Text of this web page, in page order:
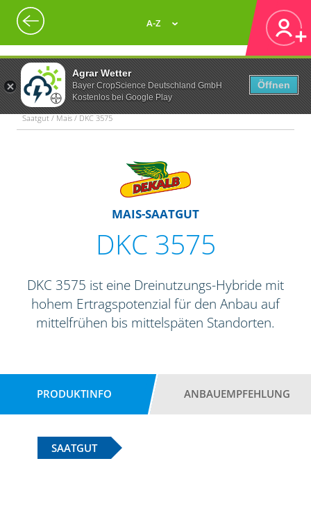
Agrar Wetter
Bayer CropScience Deutschland GmbH
Kostenlos bei Google Play
Öffnen
A-Z
Saatgut / Mais / DKC 3575
MAIS-SAATGUT
DKC 3575
DKC 3575 ist eine Dreinutzungs-Hybride mit
hohem Ertragspotenzial für den Anbau auf
mittelfrühen bis mittelspäten Standorten.
PRODUKTINFO ANBAUEMPFEHLUNG
SAATGUT